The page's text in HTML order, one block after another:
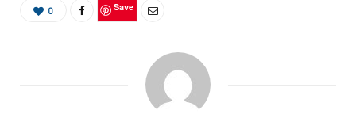
0 Save